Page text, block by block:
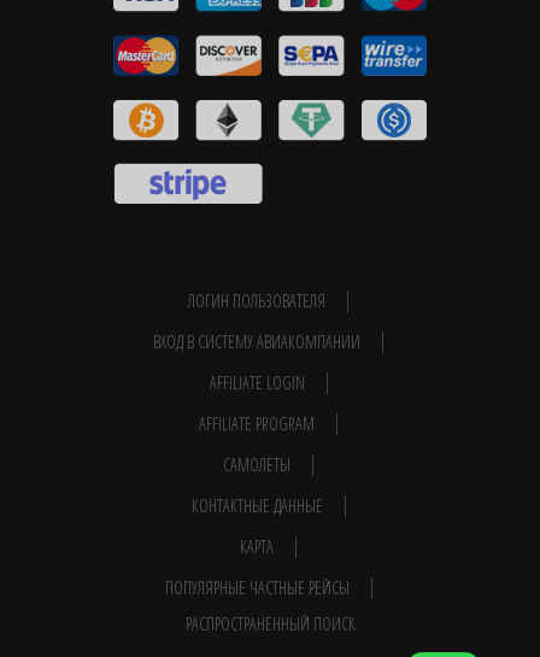
ЛОГИН ПОЛЬЗОВАТЕЛЯ
ВХОД В СИСТЕМУ АВИАКОМПАНИИ
AFFILIATE LOGIN
AFFILIATE PROGRAM
САМОЛЁТЫ
КОНТАКТНЫЕ ДАННЫЕ
КАРТА
ПОПУЛЯРНЫЕ ЧАСТНЫЕ РЕЙСЫ
РАСПРОСТРАНЕННЫЙ ПОИСК